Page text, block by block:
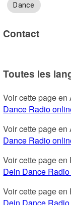
Dance
Contact
Toutes les
Voir cette page en
Dance Radio
Voir cette page en
Dance Radio
Voir cette page en
Dein Dance
Voir cette page en
Dein Dance